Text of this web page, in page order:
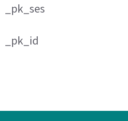
_pk_ses
_pk_id